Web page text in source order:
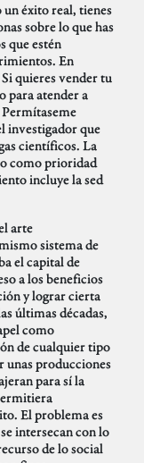
éxito real, tienes
sobre lo que has
que estén
En
quieres vender tu
para atender a
investigador que
científicos. La
como prioridad
incluye la sed
arte
sistema de
el capital de
a los beneficios
y lograr cierta
últimas décadas,
como
de cualquier tipo
unas producciones
para sí la
El problema es
intersecan con lo
de lo social